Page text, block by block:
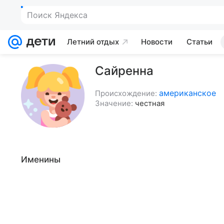
Поиск Яндекса
Летний отдых Новости Статьи
Сайренна
Происхождение: американское
Значение: честная
Именины